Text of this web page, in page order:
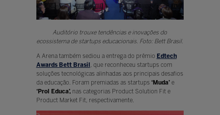
Auditório trouxe tendências e inovações do
ecossistema de startups educacionais. Foto: Bett Brasil.
A Arena também sediou a entrega do prêmio Edtech
Awards Bett Brasil , que reconheceu startups com
soluções tecnológicas alinhadas aos principais desafios
da educação. Foram premiadas as startups ‘Muda’e
‘Prol Educa’,nas categorias Product Solution Fit e
Product Market Fit, respectivamente.